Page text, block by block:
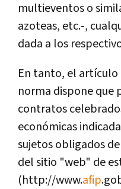
multieventos o
azoteas, etc.-,
dada a los
En tanto, el artículo
norma dispone que
contratos
económicas
sujetos obligados
del sitio "web" de
(http://www.afip